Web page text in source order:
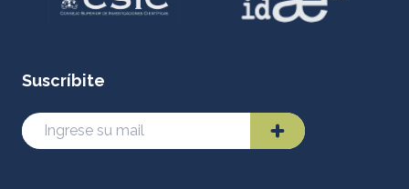
Suscríbite